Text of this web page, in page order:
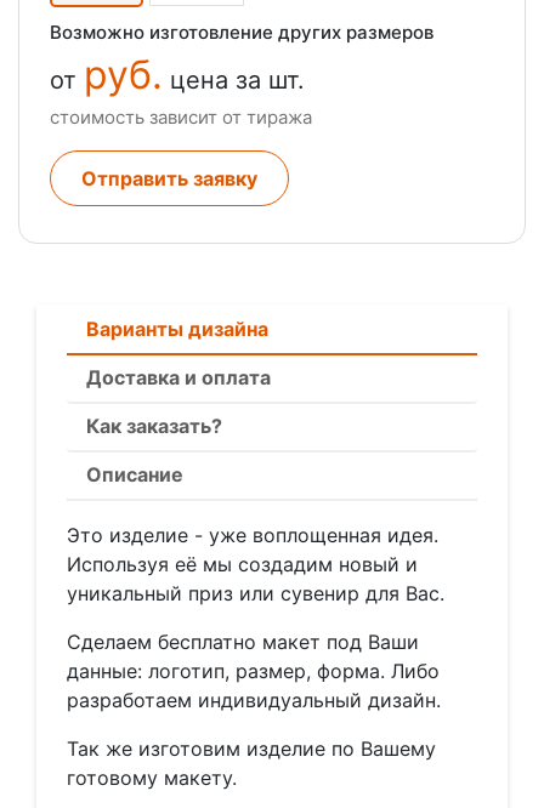
Возможно изготовление других размеров
от руб. цена за шт.
стоимость зависит от тиража
Отправить заявку
Варианты дизайна
Доставка и оплата
Как заказать?
Описание
Это изделие - уже воплощенная идея.
Используя её мы создадим новый и
уникальный приз или сувенир для Вас.
Сделаем бесплатно макет под Ваши
данные: логотип, размер, форма. Либо
разработаем индивидуальный дизайн.
Так же изготовим изделие по Вашему
готовому макету.